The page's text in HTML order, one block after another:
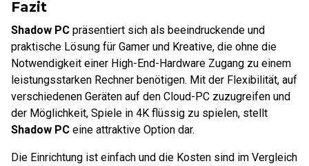
Fazit
Shadow PC präsentiert sich als beeindruckende und
praktische Lösung für Gamer und Kreative, die ohne die
Notwendigkeit einer High-End-Hardware Zugang zu einem
leistungsstarken Rechner benötigen. Mit der Flexibilität, auf
verschiedenen Geräten auf den Cloud-PC zuzugreifen und
der Möglichkeit, Spiele in 4K flüssig zu spielen, stellt
Shadow PC eine attraktive Option dar.
Die Einrichtung ist einfach und die Kosten sind im Vergleich